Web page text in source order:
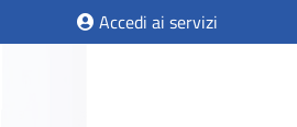
Accedi ai servizi